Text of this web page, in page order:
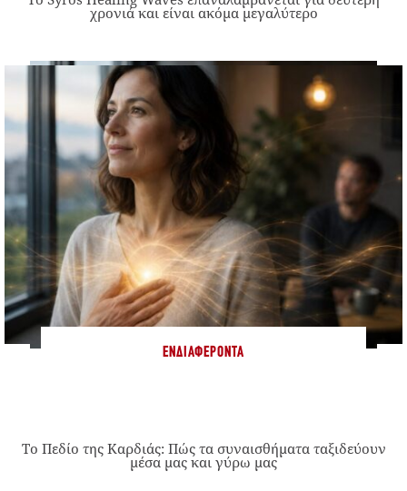
χρονιά και είναι ακόμα μεγαλύτερο
ΕΝΔΙΑΦΈΡΟΝΤΑ
Το Πεδίο της Καρδιάς: Πώς τα συναισθήματα ταξιδεύουν
μέσα μας και γύρω μας